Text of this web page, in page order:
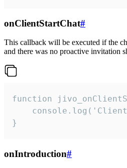
onClientStartChat#
This callback will be executed if the
and there was no proactive invitation
function
}
onIntroduction#